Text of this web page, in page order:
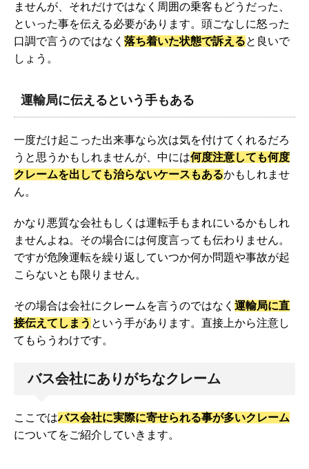
ませんが、それだけではなく周囲の乗客もどうだった、
といった事を伝える必要があります。頭ごなしに怒った
口調で言うのではなく 落ち着いた状態で訴えると良いで
しょう。
運輸局に伝えるという手もある
一度だけ起こった出来事なら次は気を付けてくれるだろ
うと思うかもしれませんが、中には何度注意しても何度
クレームを出しても治らないケースもあるかもしれませ
ん。
かなり悪質な会社もしくは運転手もまれにいるかもしれ
ませんよね。その場合には何度言っても伝わりません。
ですが危険運転を繰り返していつか何か問題や事故が起
こらないとも限りません。
その場合は会社にクレームを言うのではなく 運輸局に直
接伝えてしまう という手があります。直接上から注意し
てもらうわけです。
バス会社にありがちなクレーム
ここではバス会社に実際に寄せられる事が多いクレーム
についてをご紹介していきます。